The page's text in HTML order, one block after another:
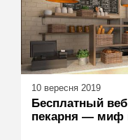
10 вересня 2019
Бесплатный
пекарня — миф